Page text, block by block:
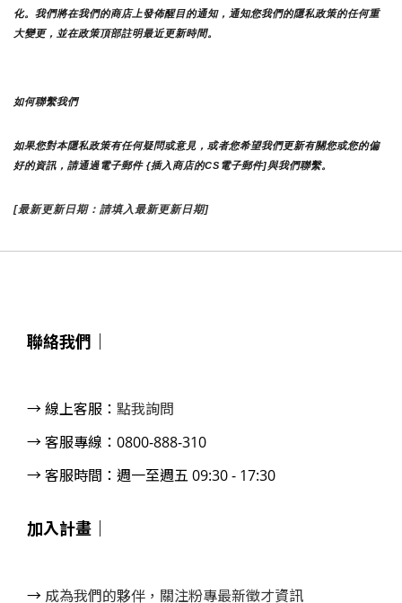
化。我們將在我們的商店上發佈醒目的通知，通知您我們的隱私政策的任何重
大變更，並在政策頂部註明最近更新時間。
如何聯繫我們
如果您對本隱私政策有任何疑問或意見，或者您希望我們更新有關您或您的偏
好的資訊，請通過電子郵件 {插入商店的CS電子郵件]與我們聯繫。
[最新更新日期：請填入最新更新日期]
聯絡我們｜
→ 線上客服： 點我詢問
→ 客服專線：0800-888-310
→ 客服時間：週一至週五 09:30 - 17:30
加入計畫｜
→ 成為我們的夥伴， 關注粉專最新徵才資訊